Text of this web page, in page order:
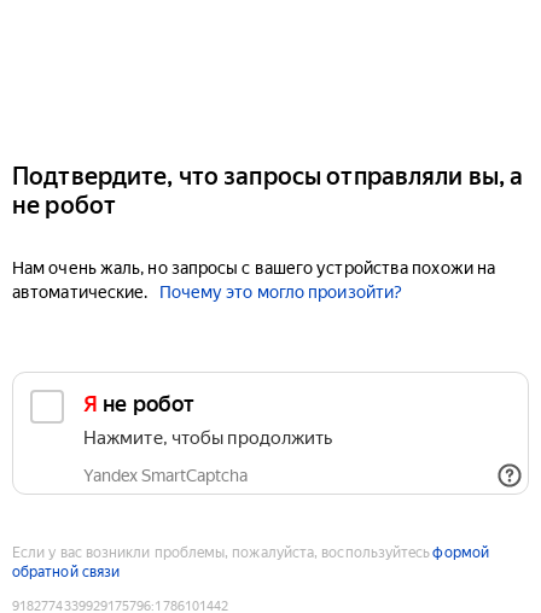
Подтвердите, что запросы отправляли вы, а
не робот
Нам очень жаль, но запросы с вашего устройства похожи на
автоматические.
Почему это могло произойти?
Я не робот
Нажмите, чтобы продолжить
Yandex SmartCaptcha
Если у вас возникли проблемы, пожалуйста, воспользуйтесьформой
обратной связи
9182774339929175796:1786101442